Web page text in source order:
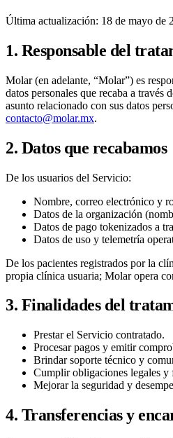
Última actualización: 18 de mayo de
1. Responsable del
Molar (en adelante, “Molar”) es
datos personales que recaba a través
asunto relacionado con sus datos
contacto@molar.mx.
2. Datos que recabamos
De los usuarios del Servicio:
Nombre, correo electrónico y
Datos de la organización
Datos de pago tokenizados a
Datos de uso y telemetría
De los pacientes registrados por la
propia clínica usuaria; Molar opera
3. Finalidades del
Prestar el Servicio contratado.
Procesar pagos y emitir
Brindar soporte técnico y
Cumplir obligaciones legales y
Mejorar la seguridad y
4. Transferencias y